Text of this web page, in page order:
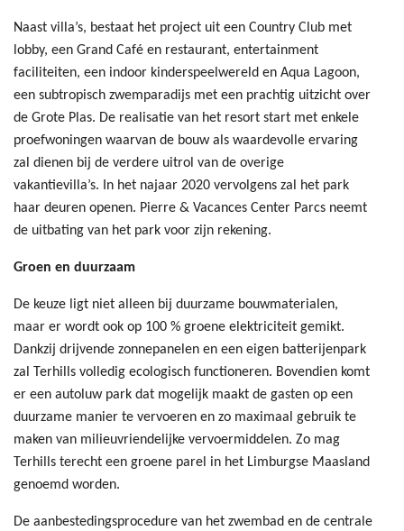
Naast villa’s, bestaat het project uit een Country Club met
lobby, een Grand Café en restaurant, entertainment
faciliteiten, een indoor kinderspeelwereld en Aqua Lagoon,
een subtropisch zwemparadijs met een prachtig uitzicht over
de Grote Plas. De realisatie van het resort start met enkele
proefwoningen waarvan de bouw als waardevolle ervaring
zal dienen bij de verdere uitrol van de overige
vakantievilla’s. In het najaar 2020 vervolgens zal het park
haar deuren openen. Pierre & Vacances Center Parcs neemt
de uitbating van het park voor zijn rekening.
Groen en duurzaam
De keuze ligt niet alleen bij duurzame bouwmaterialen,
maar er wordt ook op 100 % groene elektriciteit gemikt.
Dankzij drijvende zonnepanelen en een eigen batterijenpark
zal Terhills volledig ecologisch functioneren. Bovendien komt
er een autoluw park dat mogelijk maakt de gasten op een
duurzame manier te vervoeren en zo maximaal gebruik te
maken van milieuvriendelijke vervoermiddelen. Zo mag
Terhills terecht een groene parel in het Limburgse Maasland
genoemd worden.
De aanbestedingsprocedure van het zwembad en de centrale